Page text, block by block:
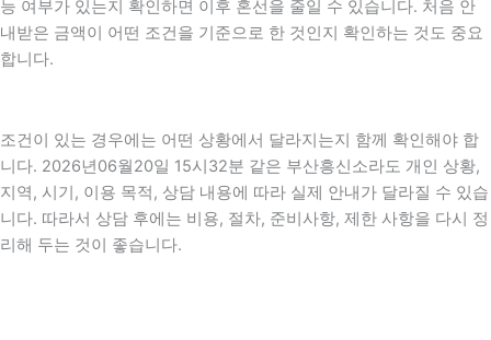
능 여부가 있는지 확인하면 이후 혼선을 줄일 수 있습니다. 처음 안
내받은 금액이 어떤 조건을 기준으로 한 것인지 확인하는 것도 중요
합니다.
조건이 있는 경우에는 어떤 상황에서 달라지는지 함께 확인해야 합
니다. 2026년06월20일 15시32분 같은 부산흥신소라도 개인 상황,
지역, 시기, 이용 목적, 상담 내용에 따라 실제 안내가 달라질 수 있습
니다. 따라서 상담 후에는 비용, 절차, 준비사항, 제한 사항을 다시 정
리해 두는 것이 좋습니다.